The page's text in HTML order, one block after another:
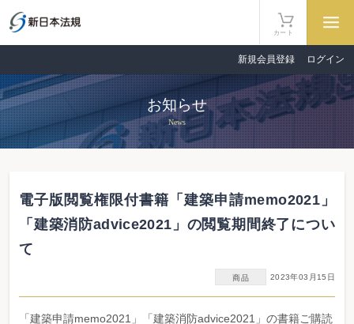
カート
新規会員登録 ログイン
お知らせ
News
電子版閲覧権限付書籍「建築申請memo2021」
「建築消防advice2021」の閲覧期間終了につい
て
商品 2023年03月15日
「建築申請memo2021」「建築消防advice2021」の書籍ご購読